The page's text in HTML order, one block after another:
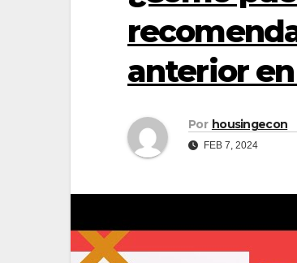
anterior
Por housingecon
FEB 7, 2024